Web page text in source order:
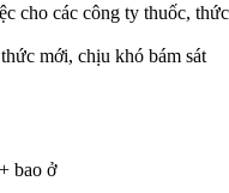
cho các công ty thuốc, thức
mới, chịu khó bám sát
bao ở